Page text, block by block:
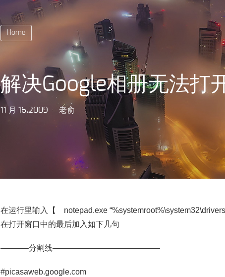
Home
解决Google相册无法打
11 月 16,2009 老俞
在运行里输入【 notepad.exe
在打开窗口中的最后加入如下几句
———–分割线—————————————–
#picasaweb.google.com